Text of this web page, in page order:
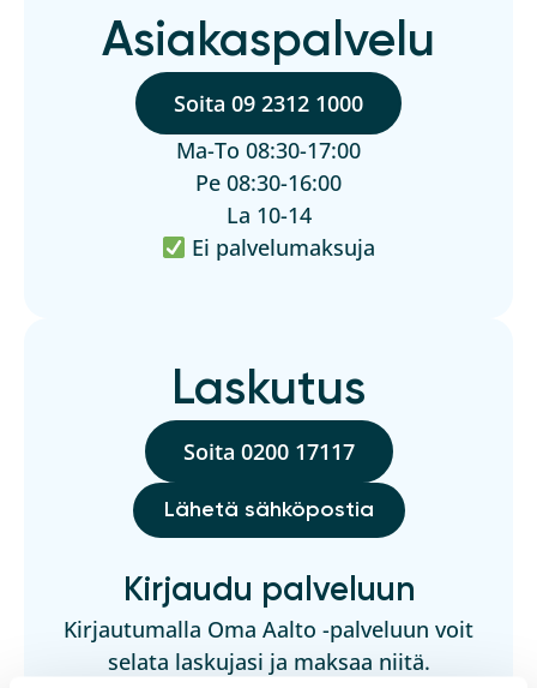
Asiakaspalvelu
Soita 09 2312 1000
Ma-To 08:30-17:00
Pe 08:30-16:00
La 10-14
Ei palvelumaksuja
Laskutus
Soita 0200 17117
Lähetä sähköpostia
Kirjaudu palveluun
Kirjautumalla Oma Aalto -palveluun voit
selata laskujasi ja maksaa niitä.